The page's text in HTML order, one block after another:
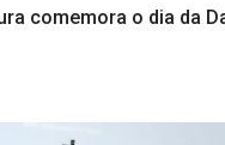
comemora o dia da